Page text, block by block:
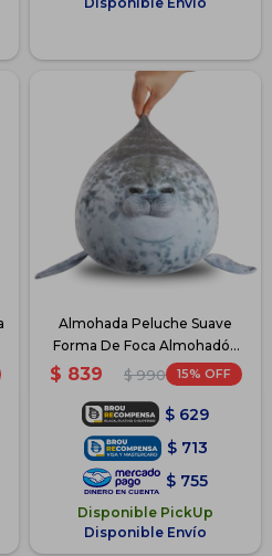
Almohada Peluche Suave
Forma De Foca Almohadón
60cm
$ 839 $ 990 15
$ 629
$ 713
$ 755
Disponible PickUp
Disponible Envío